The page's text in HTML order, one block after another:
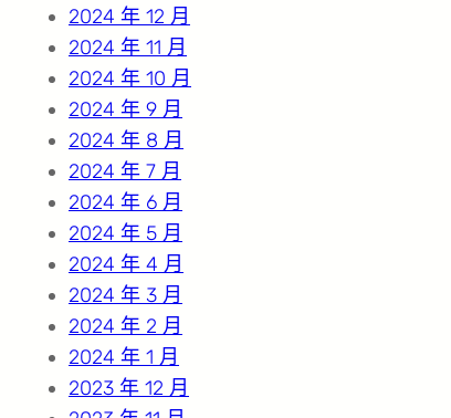
2024 年 12 月
2024 年 11 月
2024 年 10 月
2024 年 9 月
2024 年 8 月
2024 年 7 月
2024 年 6 月
2024 年 5 月
2024 年 4 月
2024 年 3 月
2024 年 2 月
2024 年 1 月
2023 年 12 月